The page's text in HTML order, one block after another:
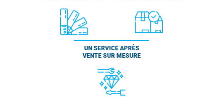
UN SERVICE APRÈS
VENTE SUR MESURE